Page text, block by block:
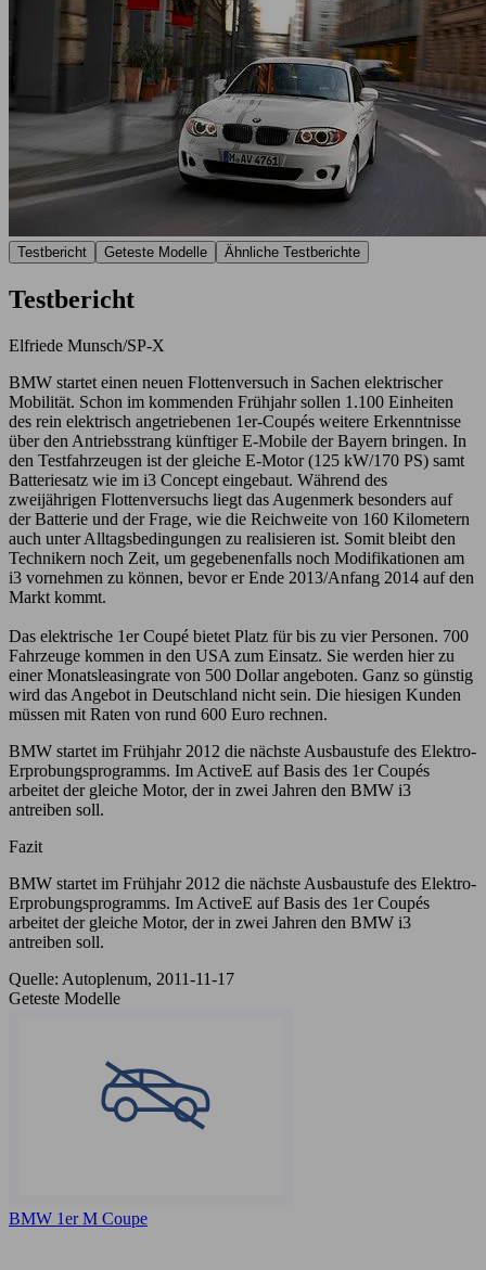
Testbericht Geteste Modelle Ähnliche Testberichte
Testbericht
Elfriede Munsch/SP-X
BMW startet einen neuen Flottenversuch in Sachen elektrischer
Mobilität. Schon im kommenden Frühjahr sollen 1.100 Einheiten
des rein elektrisch angetriebenen 1er-Coupés weitere Erkenntnisse
über den Antriebsstrang künftiger E-Mobile der Bayern bringen. In
den Testfahrzeugen ist der gleiche E-Motor (125 kW/170 PS) samt
Batteriesatz wie im i3 Concept eingebaut. Während des
zweijährigen Flottenversuchs liegt das Augenmerk besonders auf
der Batterie und der Frage, wie die Reichweite von 160 Kilometern
auch unter Alltagsbedingungen zu realisieren ist. Somit bleibt den
Technikern noch Zeit, um gegebenenfalls noch Modifikationen am
i3 vornehmen zu können, bevor er Ende 2013/Anfang 2014 auf den
Markt kommt.
Das elektrische 1er Coupé bietet Platz für bis zu vier Personen. 700
Fahrzeuge kommen in den USA zum Einsatz. Sie werden hier zu
einer Monatsleasingrate von 500 Dollar angeboten. Ganz so günstig
wird das Angebot in Deutschland nicht sein. Die hiesigen Kunden
müssen mit Raten von rund 600 Euro rechnen.
BMW startet im Frühjahr 2012 die nächste Ausbaustufe des Elektro-
Erprobungsprogramms. Im ActiveE auf Basis des 1er Coupés
arbeitet der gleiche Motor, der in zwei Jahren den BMW i3
antreiben soll.
Fazit
BMW startet im Frühjahr 2012 die nächste Ausbaustufe des Elektro-
Erprobungsprogramms. Im ActiveE auf Basis des 1er Coupés
arbeitet der gleiche Motor, der in zwei Jahren den BMW i3
antreiben soll.
Quelle: Autoplenum, 2011-11-17
Geteste Modelle
BMW 1er M Coupe